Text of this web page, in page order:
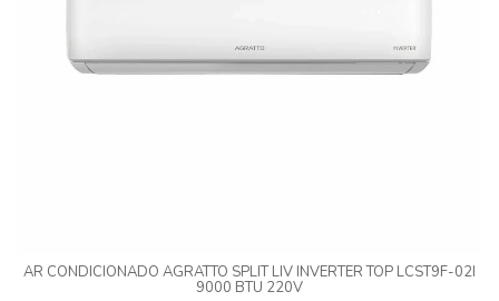
AR CONDICIONADO AGRATTO SPLIT LIV INVERTER TOP LCST9F-02I
9000 BTU 220V